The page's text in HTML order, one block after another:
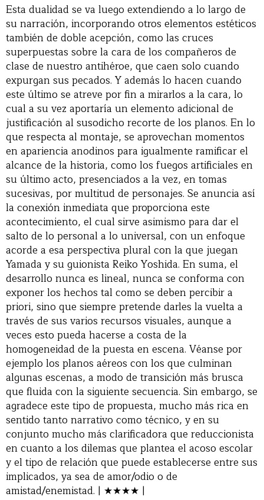
Esta dualidad se va luego extendiendo a lo largo de
su narración, incorporando otros elementos estéticos
también de doble acepción, como las cruces
superpuestas sobre la cara de los compañeros de
clase de nuestro antihéroe, que caen solo cuando
expurgan sus pecados. Y además lo hacen cuando
este último se atreve por fin a mirarlos a la cara, lo
cual a su vez aportaría un elemento adicional de
justificación al susodicho recorte de los planos. En lo
que respecta al montaje, se aprovechan momentos
en apariencia anodinos para igualmente ramificar el
alcance de la historia, como los fuegos artificiales en
su último acto, presenciados a la vez, en tomas
sucesivas, por multitud de personajes. Se anuncia así
la conexión inmediata que proporciona este
acontecimiento, el cual sirve asimismo para dar el
salto de lo personal a lo universal, con un enfoque
acorde a esa perspectiva plural con la que juegan
Yamada y su guionista Reiko Yoshida. En suma, el
desarrollo nunca es lineal, nunca se conforma con
exponer los hechos tal como se deben percibir a
priori, sino que siempre pretende darles la vuelta a
través de sus varios recursos visuales, aunque a
veces esto pueda hacerse a costa de la
homogeneidad de la puesta en escena. Véanse por
ejemplo los planos aéreos con los que culminan
algunas escenas, a modo de transición más brusca
que fluida con la siguiente secuencia. Sin embargo, se
agradece este tipo de propuesta, mucho más rica en
sentido tanto narrativo como técnico, y en su
conjunto mucho más clarificadora que reduccionista
en cuanto a los dilemas que plantea el acoso escolar
y el tipo de relación que puede establecerse entre sus
implicados, ya sea de amor/odio o de
amistad/enemistad. | ★★★★ |